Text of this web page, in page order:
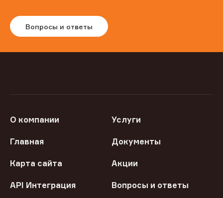
Вопросы и ответы
О компании Услуги
Главная Документы
Карта сайта Акции
API Интеграция Вопросы и ответы